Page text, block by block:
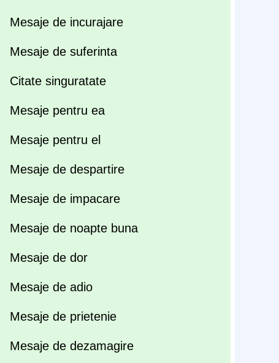
Mesaje de incurajare
Mesaje de suferinta
Citate singuratate
Mesaje pentru ea
Mesaje pentru el
Mesaje de despartire
Mesaje de impacare
Mesaje de noapte buna
Mesaje de dor
Mesaje de adio
Mesaje de prietenie
Mesaje de dezamagire